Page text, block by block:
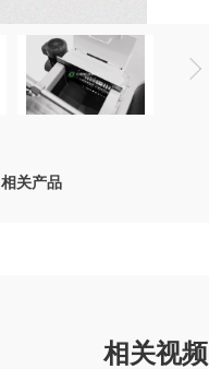
相关产品
相关视频